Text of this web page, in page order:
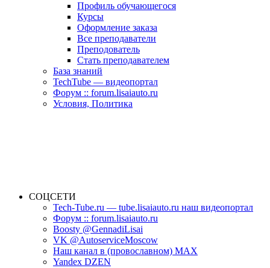
Профиль обучающегося
Курсы
Оформление заказа
Все преподаватели
Преподователь
Стать преподавателем
База знаний
TechTube — видеопортал
Форум :: forum.lisaiauto.ru
Условия, Политика
СОЦСЕТИ
Tech-Tube.ru — tube.lisaiauto.ru наш видеопортал
Форум :: forum.lisaiauto.ru
Boosty @GennadiLisai
VK @AutoserviceMoscow
Наш канал в (провославном) MAX
Yandex DZEN